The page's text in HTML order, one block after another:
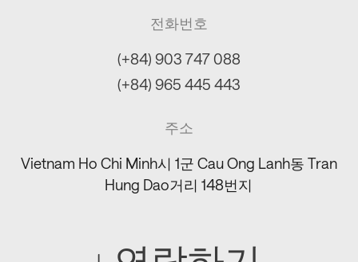
전화번호
(+84) 903 747 088
(+84) 965 445 443
주소
Vietnam Ho Chi Minh시 1군 Cau Ong Lanh동 Tran
Hung Dao거리 148번지